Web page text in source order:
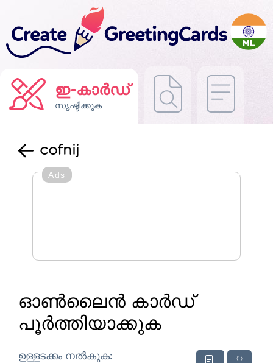
ഇ-കാർഡ്
സൃഷ്ടിക്കുക
cofnij
Ads
ഓൺലൈൻ കാർഡ്
പൂർത്തിയാക്കുക
↻
ഉള്ളടക്കം നൽകുക: